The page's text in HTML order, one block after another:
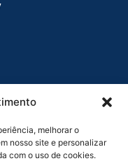
melhorar o
nosso site e personalizar
com o uso de cookies.
6 - Vila Augusta